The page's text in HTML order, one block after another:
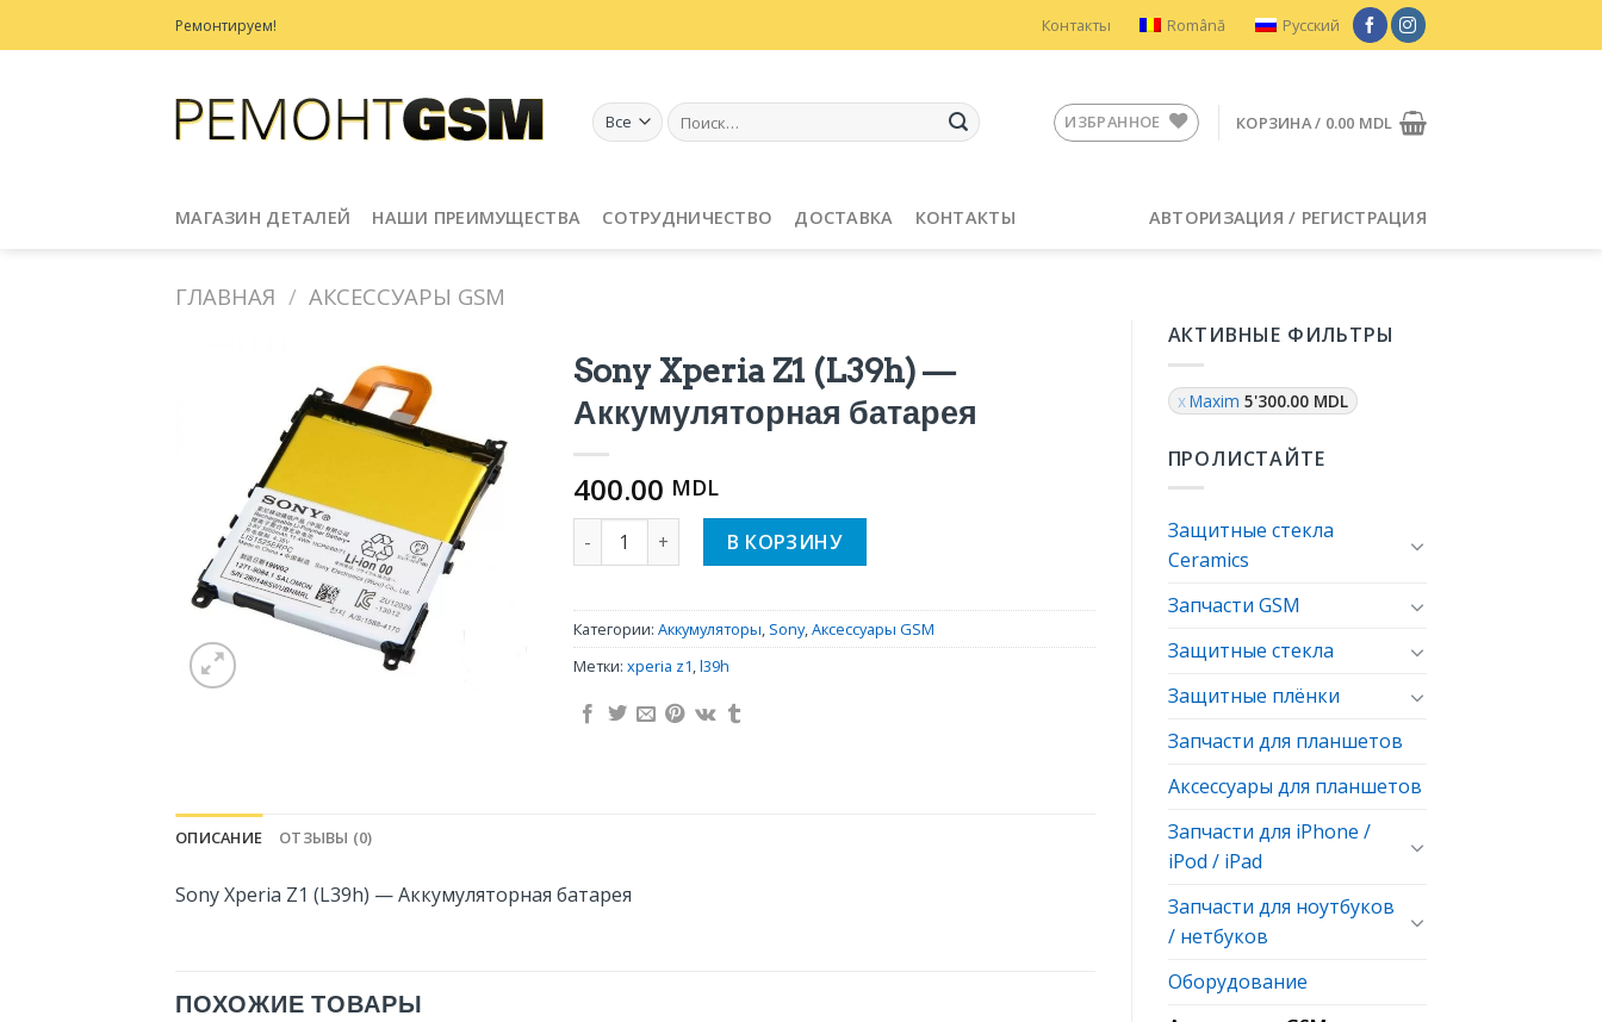
to
Ремонтируем! Контакты Română Русский
Искать: ИЗБРАННОЕ КОРЗИНА / 0.00 MDL
МАГАЗИН ДЕТАЛЕЙ НАШИ ПРЕИМУЩЕСТВА СОТРУДНИЧЕСТВО ДОСТАВКА КОНТАКТЫ АВТОРИЗАЦИЯ / РЕГИСТРАЦИЯ
ГЛАВНАЯ / АКСЕССУАРЫ GSM
АКТИВНЫЕ ФИЛЬТРЫ
Maxim 5'300.00 MDL
ПРОЛИСТАЙТЕ
Защитные стекла
Ceramics
Запчасти GSM
Защитные стекла
Защитные плёнки
Запчасти для планшетов
Аксессуары для планшетов
Запчасти для iPhone /
iPod / iPad
Запчасти для ноутбуков
/ нетбуков
Оборудование
в
Избранное
Sony Xperia Z1 (L39h) —
Аккумуляторная батарея
400.00 MDL
Количество Sony Xperia Z1 (L39h) - Аккумуляторная батарея
В КОРЗИНУ
Категории: Аккумуляторы, Sony,Аксессуары GSM
Метки: xperia z1,l39h
ОПИСАНИЕ ОТЗЫВЫ (0)
Sony Xperia Z1 (L39h) — Аккумуляторная батарея
ПОХОЖИЕ ТОВАРЫ